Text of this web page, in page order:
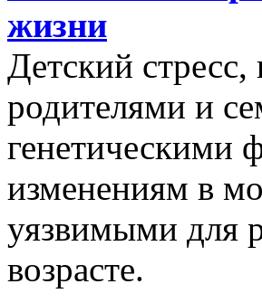
жизни
Детский
родителями и
генетическими
изменениям в
уязвимыми для
возрасте.